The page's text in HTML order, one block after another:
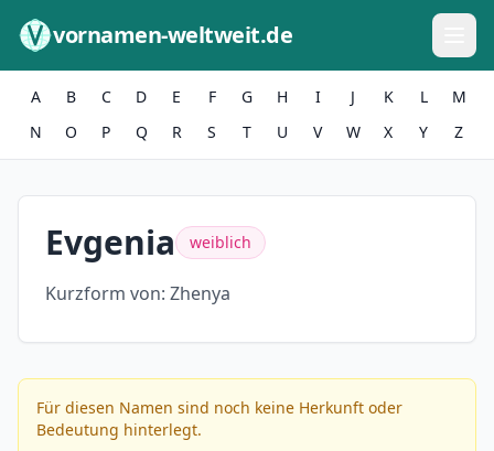
vornamen-weltweit.de
A B C D E F G H I J K L
M
N
O P Q R S T U V W X Y Z
Evgenia weiblich
Kurzform von: Zhenya
Für diesen Namen sind noch keine Herkunft oder
Bedeutung hinterlegt.